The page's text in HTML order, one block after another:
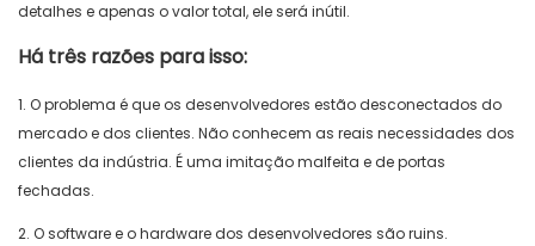
detalhes e apenas o valor total, ele será inútil.
Há três razões para isso:
1. O problema é que os desenvolvedores estão desconectados do
mercado e dos clientes. Não conhecem as reais necessidades dos
clientes da indústria. É uma imitação malfeita e de portas
fechadas.
2. O software e o hardware dos desenvolvedores são ruins.